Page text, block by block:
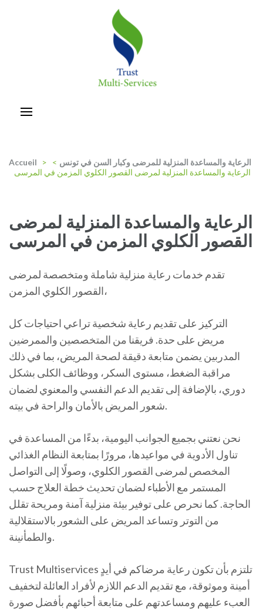
Accueil > الرعاية والمساعدة المنزلية للمرضى وكبار السن في تونس >
الرعاية والمساعدة المنزلية لمرضى القصور الكلوي المزمن في المرسى
الرعاية والمساعدة المنزلية لمرضى
القصور الكلوي المزمن في المرسى
تقدم خدمات رعاية منزلية شاملة ومتخصصة لمرضى
القصور الكلوي المزمن،
التركيز على تقديم رعاية شخصية تراعي احتياجات كل
مريض على حدة. فريقنا من المتخصصين والممرضين
المدربين يضمن متابعة دقيقة لصحة المريض، بما في ذلك
مراقبة الضغط، مستوى السكر، ووظائف الكلى بشكل
دوري، بالإضافة إلى تقديم الدعم النفسي والمعنوي لضمان
شعور المريض بالأمان والراحة في بيته.
نحن نعتني بجميع الجوانب اليومية، بدءًا من المساعدة في
تناول الأدوية في مواعيدها، مرورًا بمتابعة النظام الغذائي
المخصص لمرضى القصور الكلوي، وصولًا إلى التواصل
المستمر مع الأطباء لضمان تحديث خطة العلاج حسب
الحاجة. كما نحرص على توفير بيئة منزلية آمنة ومريحة تقلل
من التوتر وتساعد المريض على الشعور بالاستقلالية
والطمأنينة.
Trust Multiservices تلتزم بأن تكون رعاية مرضاكم في أيدٍ
أمينة وموثوقة، مع تقديم الدعم اللازم لأفراد العائلة لتخفيف
العبء عليهم ومساعدتهم على متابعة أحبائهم بأفضل صورة